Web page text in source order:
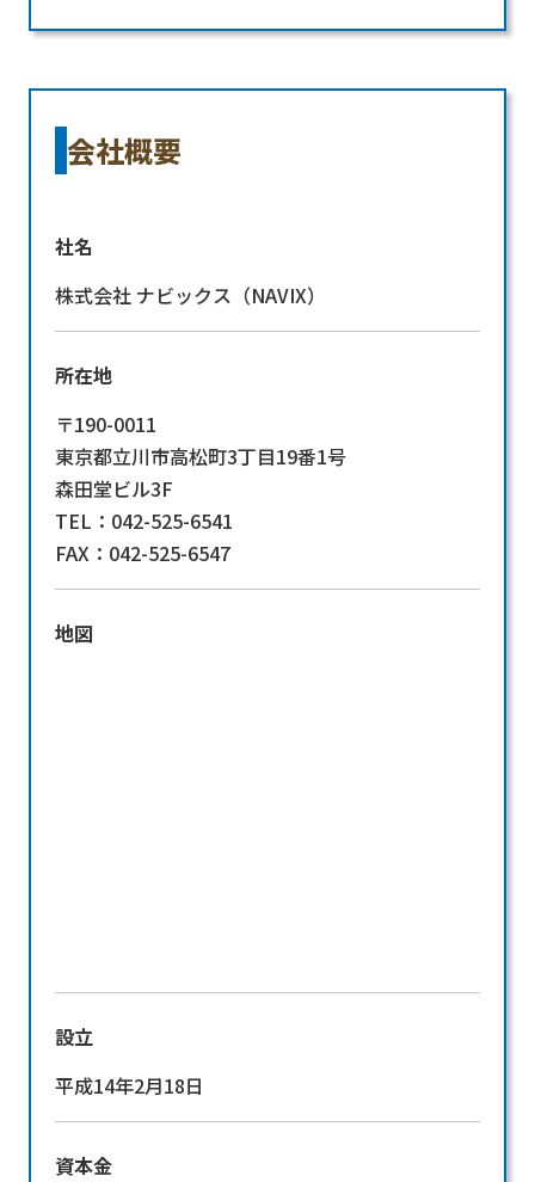
会社概要
社名
株式会社 ナビックス（NAVIX）
所在地
〒190-0011
東京都立川市高松町3丁目19番1号
森田堂ビル3F
TEL：042-525-6541
FAX：042-525-6547
地図
設立
平成14年2月18日
資本金